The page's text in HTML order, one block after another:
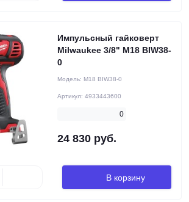
Импульсный гайковерт
Milwaukee 3/8" M18 BIW38-
0
Модель: M18 BIW38-0
Артикул: 4933443600
0
24 830 руб.
В корзину